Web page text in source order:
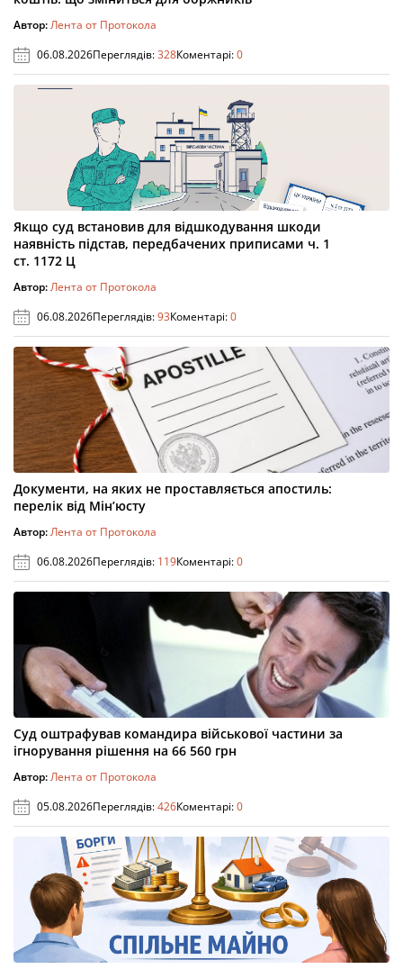
Автор:Лента от Протокола
06.08.2026Переглядів:328Коментарі:0
Якщо суд встановив для відшкодування шкоди
наявність підстав, передбачених приписами ч. 1
ст. 1172 Ц
Автор:Лента от Протокола
06.08.2026Переглядів:93Коментарі:0
Документи, на яких не проставляється апостиль:
перелік від Мін’юсту
Автор:Лента от Протокола
06.08.2026Переглядів: 119Коментарі:0
Суд оштрафував командира військової частини за
ігнорування рішення на 66 560 грн
Автор:Лента от Протокола
05.08.2026Переглядів:426Коментарі:0